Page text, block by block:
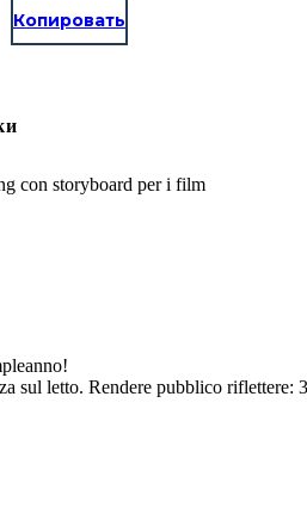
Копировать
con storyboard per i film
sul letto. Rendere pubblico riflettere: